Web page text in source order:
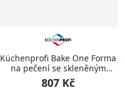
Küchenprofi Bake One Forma
na pečení se skleněným
dnem, 28 cm
807 Kč